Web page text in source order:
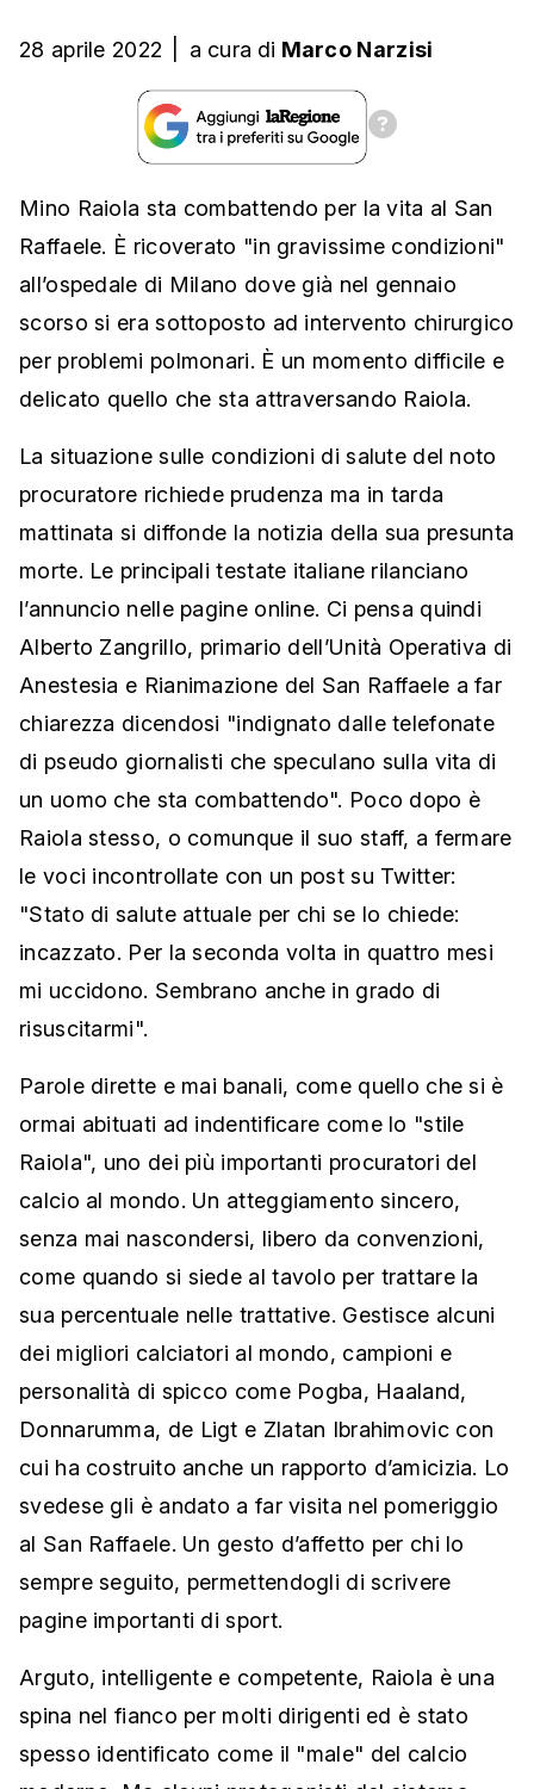
28 aprile 2022 a cura di Marco Narzisi
Mino Raiola sta combattendo per la vita al San
Raffaele. È ricoverato "in gravissime condizioni"
all’ospedale di Milano dove già nel gennaio
scorso si era sottoposto ad intervento chirurgico
per problemi polmonari. È un momento difficile e
delicato quello che sta attraversando Raiola.
La situazione sulle condizioni di salute del noto
procuratore richiede prudenza ma in tarda
mattinata si diffonde la notizia della sua presunta
morte. Le principali testate italiane rilanciano
l’annuncio nelle pagine online. Ci pensa quindi
Alberto Zangrillo, primario dell’Unità Operativa di
Anestesia e Rianimazione del San Raffaele a far
chiarezza dicendosi "indignato dalle telefonate
di pseudo giornalisti che speculano sulla vita di
un uomo che sta combattendo". Poco dopo è
Raiola stesso, o comunque il suo staff, a fermare
le voci incontrollate con un post su Twitter:
"Stato di salute attuale per chi se lo chiede:
incazzato. Per la seconda volta in quattro mesi
mi uccidono. Sembrano anche in grado di
risuscitarmi".
Parole dirette e mai banali, come quello che si è
ormai abituati ad indentificare come lo "stile
Raiola", uno dei più importanti procuratori del
calcio al mondo. Un atteggiamento sincero,
senza mai nascondersi, libero da convenzioni,
come quando si siede al tavolo per trattare la
sua percentuale nelle trattative. Gestisce alcuni
dei migliori calciatori al mondo, campioni e
personalità di spicco come Pogba, Haaland,
Donnarumma, de Ligt e Zlatan Ibrahimovic con
cui ha costruito anche un rapporto d’amicizia. Lo
svedese gli è andato a far visita nel pomeriggio
al San Raffaele. Un gesto d’affetto per chi lo
sempre seguito, permettendogli di scrivere
pagine importanti di sport.
Arguto, intelligente e competente, Raiola è una
spina nel fianco per molti dirigenti ed è stato
spesso identificato come il "male" del calcio